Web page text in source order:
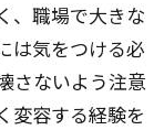
、職場で大きな
は気をつける必
さないよう注意
変容する経験を